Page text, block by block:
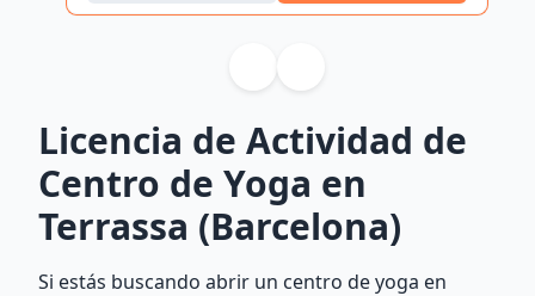
Licencia de Actividad de
Centro de Yoga en
Terrassa (Barcelona)
Si estás buscando abrir un centro de yoga en